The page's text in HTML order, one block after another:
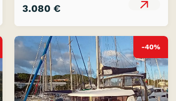
3.080 €
-40%